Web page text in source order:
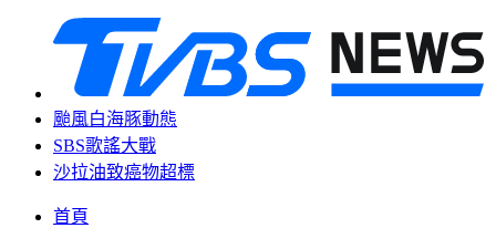
颱風白海豚動態
SBS歌謠大戰
沙拉油致癌物超標
首頁